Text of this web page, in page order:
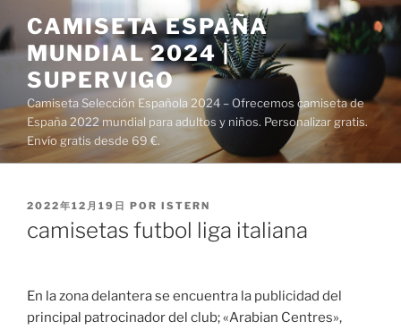
al
contenido
CAMISETA ESPAÑA
MUNDIAL 2024 |
SUPERVIGO
Camiseta Selección Española 2024 – Ofrecemos camiseta de
España 2022 mundial para adultos y niños. Personalizar gratis.
Envío gratis desde 69 €.
PUBLICADO
2022年12月19日 POR ISTERN
camisetas futbol liga italiana
En la zona delantera se encuentra la publicidad del
principal patrocinador del club; «Arabian Centres»,